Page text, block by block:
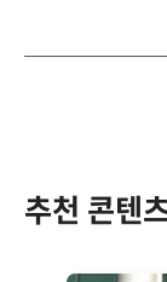
추천 콘텐